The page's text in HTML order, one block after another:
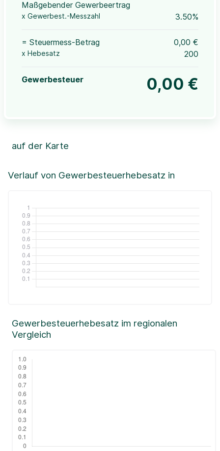
Maßgebender Gewerbeertrag
x Gewerbest.-Messzahl 3.50%
= Steuermess-Betrag 0,00 €
x Hebesatz 200
Gewerbesteuer 0,00 €
Verlauf von Gewerbesteuerhebesatz in
auf der Karte
+
Leaflet|©OpenStreetMap, ©CartoDB,
Gewerbesteuerhebesatz im regionalen
Vergleich